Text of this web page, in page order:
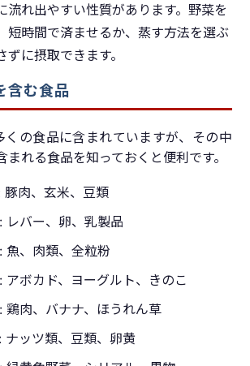
流れ出やすい性質があります。野菜を
短時間で済ませるか、蒸す方法を選ぶ
ずに摂取できます。
含む食品
くの食品に含まれていますが、その中
まれる食品を知っておくと便利です。
豚肉、玄米、豆類
: レバー、卵、乳製品
: 魚、肉類、全粒粉
: アボカド、ヨーグルト、きのこ
: 鶏肉、バナナ、ほうれん草
: ナッツ類、豆類、卵黄